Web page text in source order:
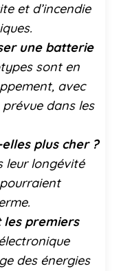
et d’incendie
une batterie
sont en
avec
dans les
plus cher ?
leur longévité
les premiers
des énergies